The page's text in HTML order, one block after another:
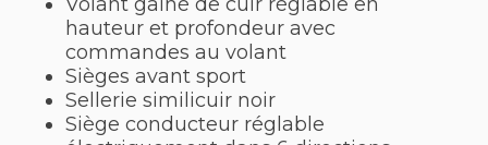
hauteur et profondeur avec
commandes au volant
Sièges avant sport
Sellerie similicuir noir
Siège conducteur réglable